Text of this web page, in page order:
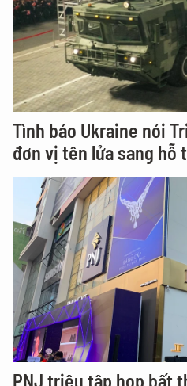
Tình báo Ukraine nói
đơn vị tên lửa sang hỗ
PNJ triệu tập họp bất